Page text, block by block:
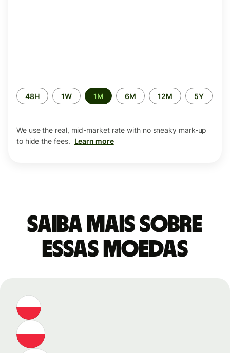
Time
period
48H 1W 1M 6M 12M 5Y
We use the real, mid-market rate with no sneaky mark-up
to hide the fees. Learn more
Saiba mais sobre
essas moedas